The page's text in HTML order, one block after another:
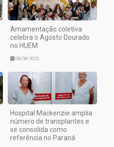
Amamentação coletiva
celebra o Agosto Dourado
no HUEM
08/08/2023
Hospital Mackenzie amplia
número de transplantes e
se consolida como
referência no Paraná